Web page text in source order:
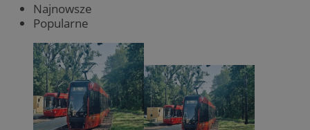
Najnowsze
Popularne